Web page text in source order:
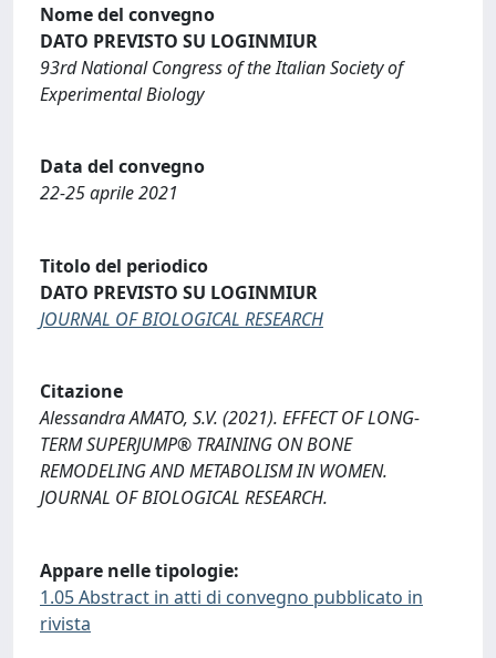
Nome del convegno
DATO PREVISTO SU LOGINMIUR
93rd National Congress of the Italian Society of
Experimental Biology
Data del convegno
22-25 aprile 2021
Titolo del periodico
DATO PREVISTO SU LOGINMIUR
JOURNAL OF BIOLOGICAL RESEARCH
Citazione
Alessandra AMATO, S.V. (2021). EFFECT OF LONG-
TERM SUPERJUMP® TRAINING ON BONE
REMODELING AND METABOLISM IN WOMEN.
JOURNAL OF BIOLOGICAL RESEARCH.
Appare nelle tipologie:
1.05 Abstract in atti di convegno pubblicato in
rivista